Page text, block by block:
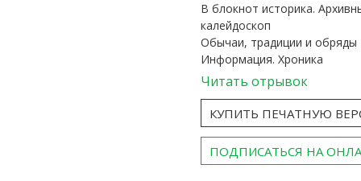
В блокнот историка.
калейдоскоп
Обычаи, традиции и обряды
Информация. Хроника
Читать отрывок
КУПИТЬ ПЕЧАТНУЮ
ПОДПИСАТЬСЯ НА